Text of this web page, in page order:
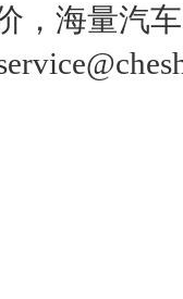
，海量汽